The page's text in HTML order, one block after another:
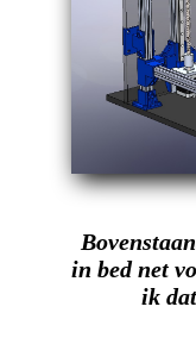
in bed net
ik